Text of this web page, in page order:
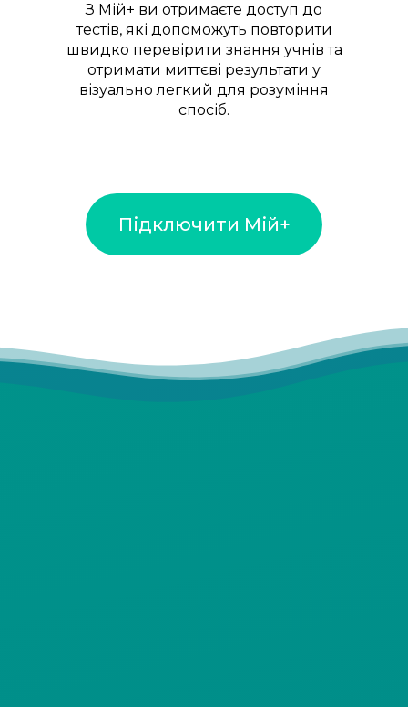
З Мій+ ви отримаєте доступ до
тестів, які допоможуть повторити
швидко перевірити знання учнів та
отримати миттєві результати у
візуально легкий для розуміння
спосіб.
Підключити Мій+